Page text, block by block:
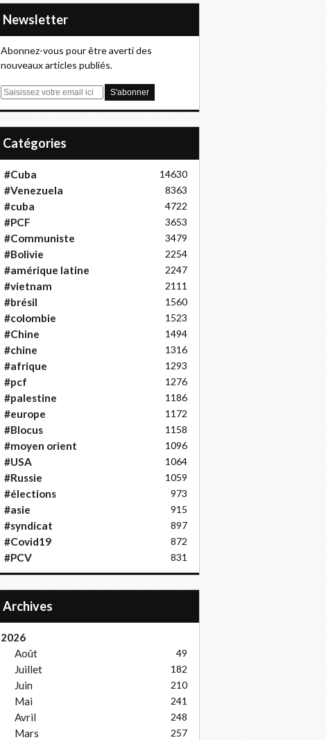
Newsletter
Abonnez-vous pour être averti des
nouveaux articles publiés.
E
Catégories
#Cuba 14630
#Venezuela 8363
#cuba 4722
#PCF 3653
#Communiste 3479
#Bolivie 2254
#amérique latine 2247
#vietnam 2111
#brésil 1560
#colombie 1523
#Chine 1494
#chine 1316
#afrique 1293
#pcf 1276
#palestine 1186
#europe 1172
#Blocus 1158
#moyen orient 1096
#USA 1064
#Russie 1059
#élections 973
#asie 915
#syndicat 897
#Covid19 872
#PCV 831
Archives
2026
Août
49
Juillet 182
Juin 210
Mai 241
Avril 248
Mars 257